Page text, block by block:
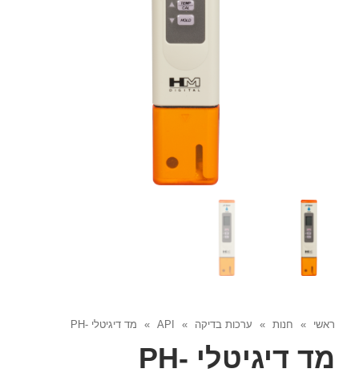
ראשי » חנות » ערכות בדיקה »
API
» מד דיגיטלי -PH
מד דיגיטלי -PH